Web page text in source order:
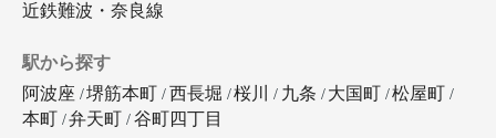
近鉄難波・奈良線
駅から探す
阿波座
堺筋本町 西長堀 桜川 九条 大国町
松屋町
本町
弁天町 谷町四丁目